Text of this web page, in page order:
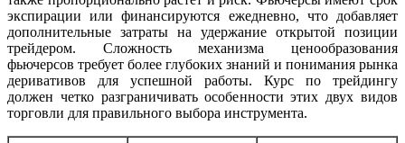
экспирации или финансируются ежедневно, что добавляет
дополнительные затраты на удержание открытой позиции
трейдером. Сложность механизма ценообразования
фьючерсов требует более глубоких знаний и понимания рынка
деривативов для успешной работы. Курс по трейдингу
должен четко разграничивать особенности этих двух видов
торговли для правильного выбора инструмента.